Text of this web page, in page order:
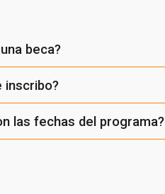
beca?
inscribo?
las fechas del programa?